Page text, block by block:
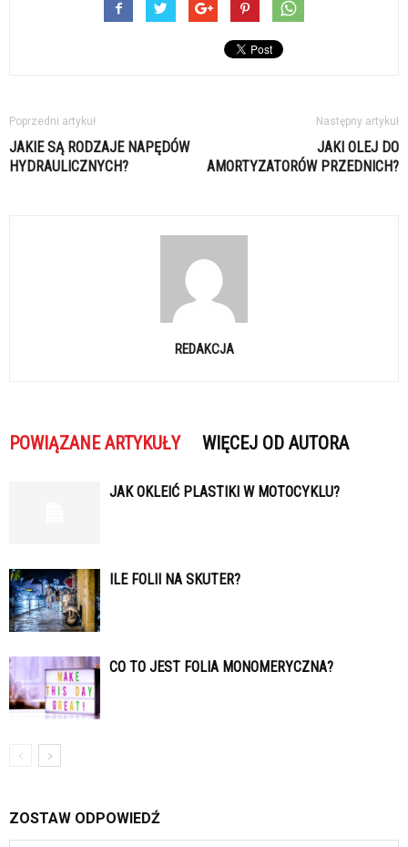
Poprzedni artykuł
JAKIE SĄ RODZAJE NAPĘDÓW
HYDRAULICZNYCH?
Następny artykuł
JAKI OLEJ DO
AMORTYZATORÓW PRZEDNICH?
REDAKCJA
POWIĄZANE ARTYKUŁY WIĘCEJ OD AUTORA
JAK OKLEIĆ PLASTIKI W MOTOCYKLU?
ILE FOLII NA SKUTER?
CO TO JEST FOLIA MONOMERYCZNA?
ZOSTAW ODPOWIEDŹ